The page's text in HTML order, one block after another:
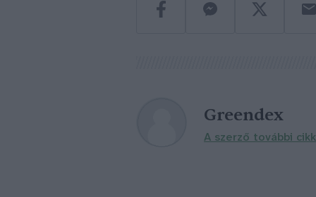
Greendex
A szerző további